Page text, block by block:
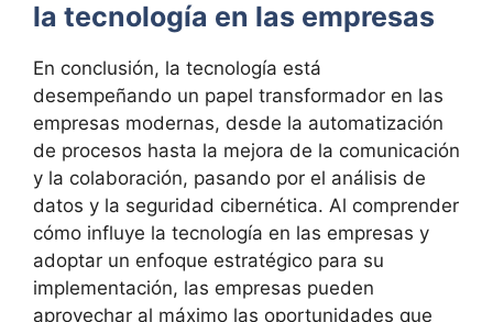
la tecnología en las empresas
En conclusión, la tecnología está
desempeñando un papel transformador en las
empresas modernas, desde la automatización
de procesos hasta la mejora de la comunicación
y la colaboración, pasando por el análisis de
datos y la seguridad cibernética. Al comprender
cómo influye la tecnología en las empresas y
adoptar un enfoque estratégico para su
implementación, las empresas pueden
aprovechar al máximo las oportunidades que